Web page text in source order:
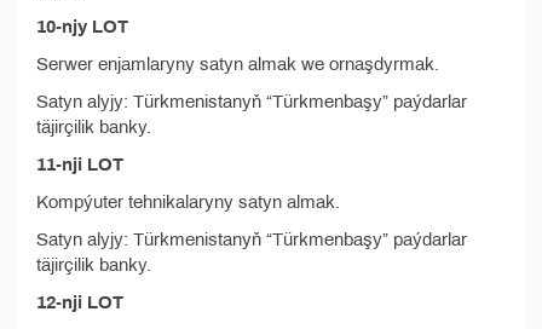
10-njy LOT
Serwer enjamlaryny satyn almak we ornaşdyrmak.
Satyn alyjy: Türkmenistanyň “Türkmenbaşy” paýdarlar
täjirçilik banky.
11-nji LOT
Kompýuter tehnikalaryny satyn almak.
Satyn alyjy: Türkmenistanyň “Türkmenbaşy” paýdarlar
täjirçilik banky.
12-nji LOT